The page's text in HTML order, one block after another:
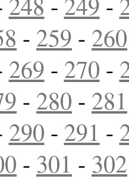
- 259 - 260
269 - 270 -
- 280 - 281
290 - 291 -
- 301 - 302